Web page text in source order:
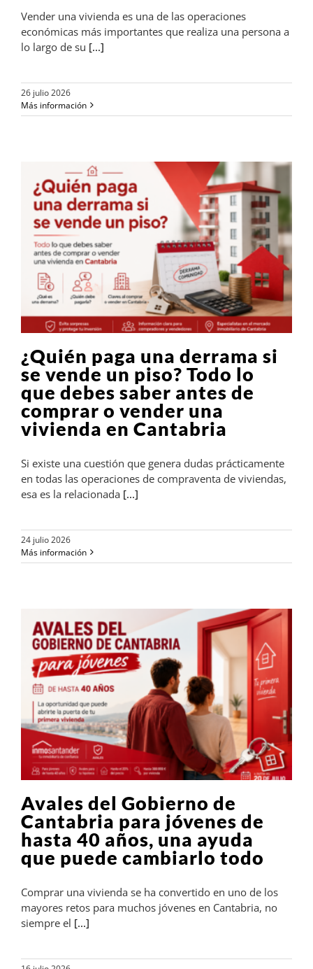
Vender una vivienda es una de las operaciones
económicas más importantes que realiza una persona a
lo largo de su [...]
26 julio 2026
Más información
¿Quién paga una derrama si
se vende un piso? Todo lo
que debes saber antes de
comprar o vender una
vivienda en Cantabria
Si existe una cuestión que genera dudas prácticamente
en todas las operaciones de compraventa de viviendas,
esa es la relacionada [...]
24 julio 2026
Más información
Avales del Gobierno de
Cantabria para jóvenes de
hasta 40 años, una ayuda
que puede cambiarlo todo
Comprar una vivienda se ha convertido en uno de los
mayores retos para muchos jóvenes en Cantabria, no
siempre el [...]